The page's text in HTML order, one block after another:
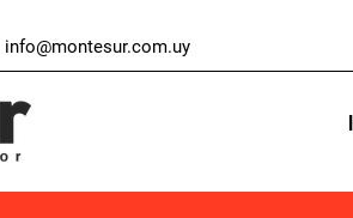
info@montesur.com.uy